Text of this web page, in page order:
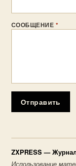
СООБЩЕНИЕ *
Отправить
ZXPRESS —
Использование